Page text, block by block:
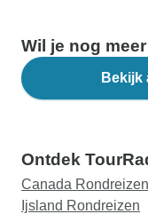
Wil je nog
Bekijk
Ontdek
Canada Rondreizen
Ijsland Rondreizen